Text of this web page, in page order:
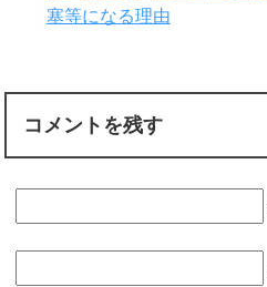
塞等になる理由
コメントを残す